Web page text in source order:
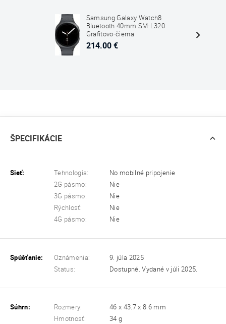
Samsung Galaxy Watch8
Bluetooth 40mm SM-L320
Grafitovo-čierna
214.00 €
ŠPECIFIKÁCIE
Sieť: Tehnologia:
No mobilné pripojenie
2G pásmo:
Nie
3G pásmo:
Nie
Rýchlosť:
Nie
4G pásmo:
Nie
Spúšťanie: Oznámenia:
9. júla 2025
Status:
Dostupné. Vydané v júli 2025.
Súhrn: Rozmery:
46 x 43.7 x 8.6 mm
Hmotnosť:
34 g